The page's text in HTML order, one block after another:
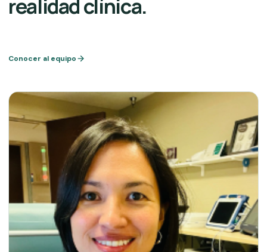
realidad clínica.
Conocer al equipo